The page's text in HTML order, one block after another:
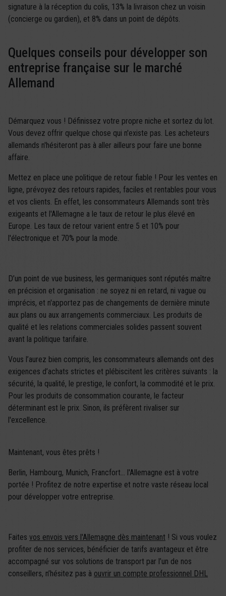
signature à la réception du colis, 13% la livraison chez un voisin
(concierge ou gardien), et 8% dans un point de dépôts.
Quelques conseils pour développer son
entreprise française sur le marché
Allemand
Démarquez vous ! Définissez votre propre niche et sortez du lot.
Vous devez offrir quelque chose qui n'existe pas. Les acheteurs
allemands n'hésiteront pas à aller ailleurs pour faire une bonne
affaire.
Mettez en place une politique de retour fiable ! Pour les ventes en
ligne, prévoyez des retours rapides, faciles et rentables pour vous
et vos clients. En effet, les consommateurs Allemands sont très
exigeants et l'Allemagne a le taux de retour le plus élevé en
Europe. Les taux de retour varient entre 5 et 10% pour
l'électronique et 70% pour la mode.
D’un point de vue business, les germaniques sont réputés maître
en précision et organisation : ne soyez ni en retard, ni vague ou
imprécis, et n'apportez pas de changements de dernière minute
aux plans ou aux arrangements commerciaux. Les produits de
qualité et les relations commerciales solides passent souvent
avant la politique tarifaire.
Vous l’aurez bien compris, les consommateurs allemands ont des
exigences d’achats strictes et plébiscitent les critères suivants : la
sécurité, la qualité, le prestige, le confort, la commodité et le prix.
Pour les produits de consommation courante, le facteur
déterminant est le prix. Sinon, ils préfèrent rivaliser sur
l'excellence.
Maintenant, vous êtes prêts !
Berlin, Hambourg, Munich, Francfort... l'Allemagne est à votre
portée ! Profitez de notre expertise et notre vaste réseau local
pour développer votre entreprise.
Faites vos envois vers l'Allemagne dès maintenant ! Si vous voulez
profiter de nos services, bénéficier de tarifs avantageux et être
accompagné sur vos solutions de transport par l’un de nos
conseillers, n’hésitez pas à ouvrir un compte professionnel DHL